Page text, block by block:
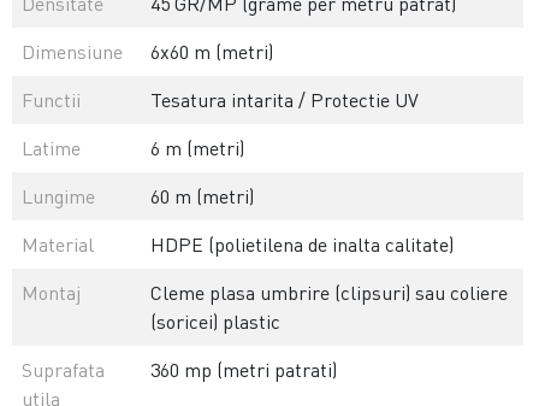
Dimensiune
6x60 m (metri)
Functii
Tesatura intarita / Protectie UV
Latime
6 m (metri)
Lungime
60 m (metri)
Material
HDPE (polietilena de inalta calitate)
Montaj
Cleme plasa umbrire (clipsuri) sau coliere
(soricei) plastic
Suprafata
utila
360 mp (metri patrati)